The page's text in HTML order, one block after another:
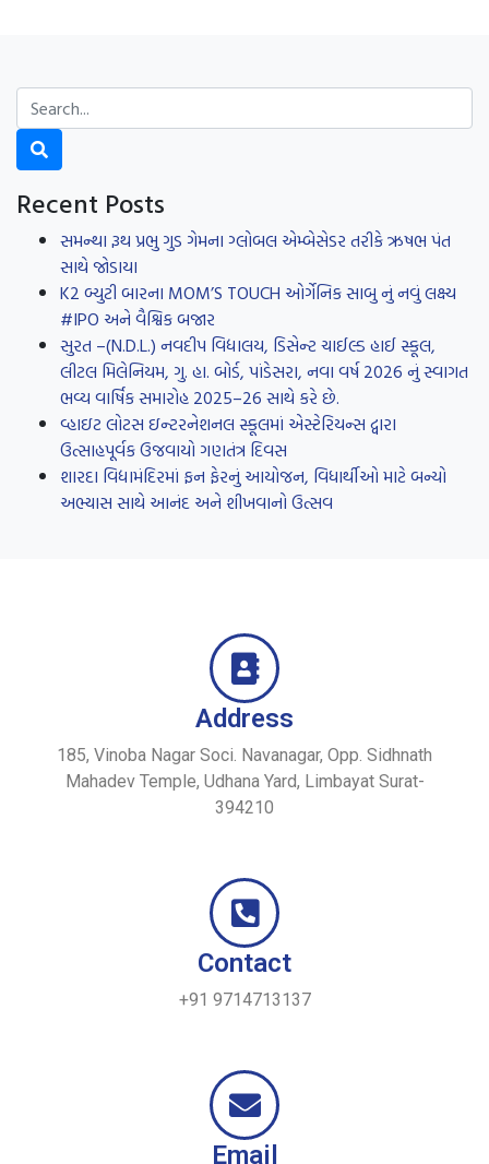
Recent Posts
સમન્થા રૂથ પ્રભુ ગુડ ગેમના ગ્લોબલ એમ્બેસેડર તરીકે ઋષભ પંત
સાથે જોડાયા
K2 બ્યુટી બારના MOM’S TOUCH ઓર્ગેનિક સાબુ નું નવું લક્ષ્ય
#IPO અને વૈશ્વિક બજાર
સુરત –(N.D.L.) નવદીપ વિદ્યાલય, ડિસેન્ટ ચાઈલ્ડ હાઈ સ્કૂલ,
લીટલ મિલેનિયમ, ગુ. હા. બોર્ડ, પાંડેસરા, નવા વર્ષ 2026 નું સ્વાગત
ભવ્ય વાર્ષિક સમારોહ 2025–26 સાથે કરે છે.
વ્હાઇટ લોટસ ઇન્ટરનેશનલ સ્કૂલમાં એસ્ટેરિયન્સ દ્વારા
ઉત્સાહપૂર્વક ઉજવાયો ગણતંત્ર દિવસ
શારદા વિદ્યામંદિરમાં ફન ફેરનું આયોજન, વિધાર્થીઓ માટે બન્યો
અભ્યાસ સાથે આનંદ અને શીખવાનો ઉત્સવ
Address
185, Vinoba Nagar Soci. Navanagar, Opp. Sidhnath
Mahadev Temple, Udhana Yard, Limbayat Surat-
394210
Contact
+91 9714713137
Email